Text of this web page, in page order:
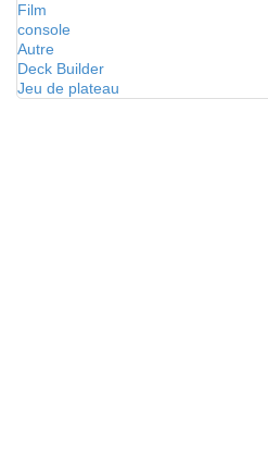
Film
console
Autre
Deck Builder
Jeu de plateau